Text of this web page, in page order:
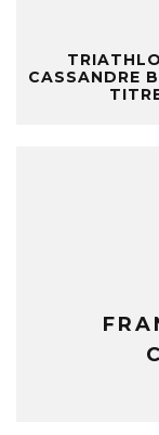
CASSANDRE